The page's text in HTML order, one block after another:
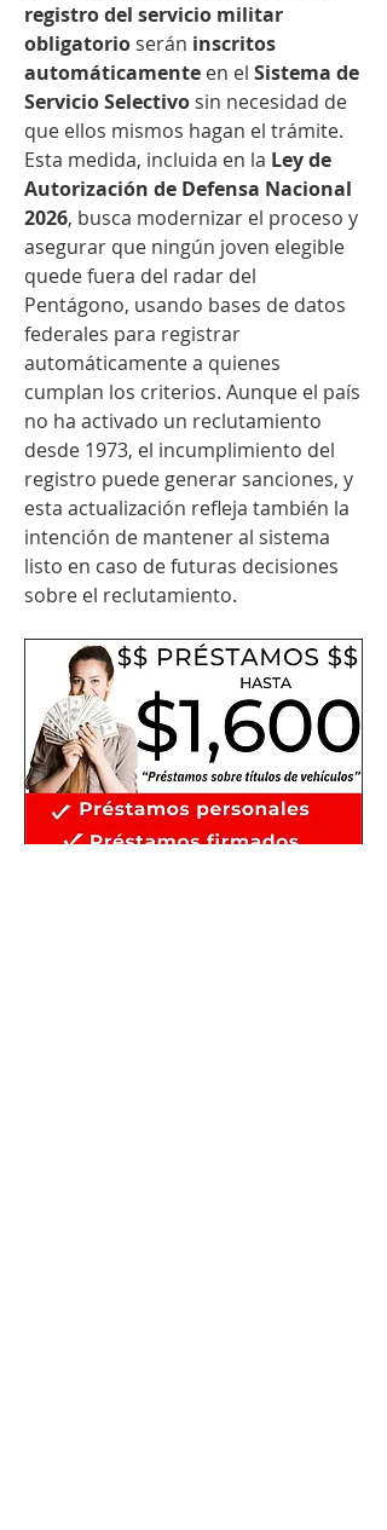
registro del servicio militar
obligatorio serán inscritos
automáticamente en el Sistema de
Servicio Selectivo sin necesidad de
que ellos mismos hagan el trámite.
Esta medida, incluida en la Ley de
Autorización de Defensa Nacional
2026, busca modernizar el proceso y
asegurar que ningún joven elegible
quede fuera del radar del
Pentágono, usando bases de datos
federales para registrar
automáticamente a quienes
cumplan los criterios. Aunque el país
no ha activado un reclutamiento
desde 1973, el incumplimiento del
registro puede generar sanciones, y
esta actualización refleja también la
intención de mantener al sistema
listo en caso de futuras decisiones
sobre el reclutamiento.